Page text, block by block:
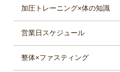
加圧トレーニング×体の知識
営業日スケジュール
整体×ファスティング